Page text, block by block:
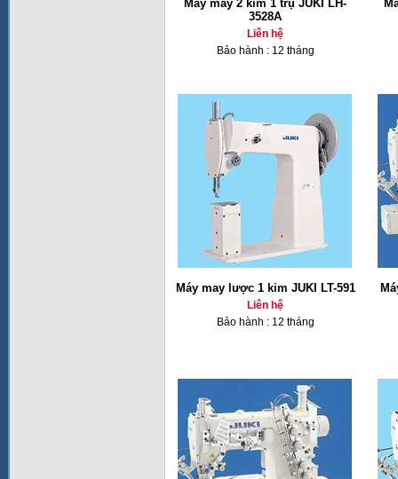
Máy may 2 kim 1 trụ JUKI LH-
3528A
Liên hệ
Bảo hành : 12 tháng
Máy may lược 1 kim JUKI LT-591
Liên hệ
Bảo hành : 12 tháng